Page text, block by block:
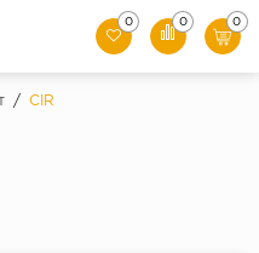
0 0 0
/ CIR